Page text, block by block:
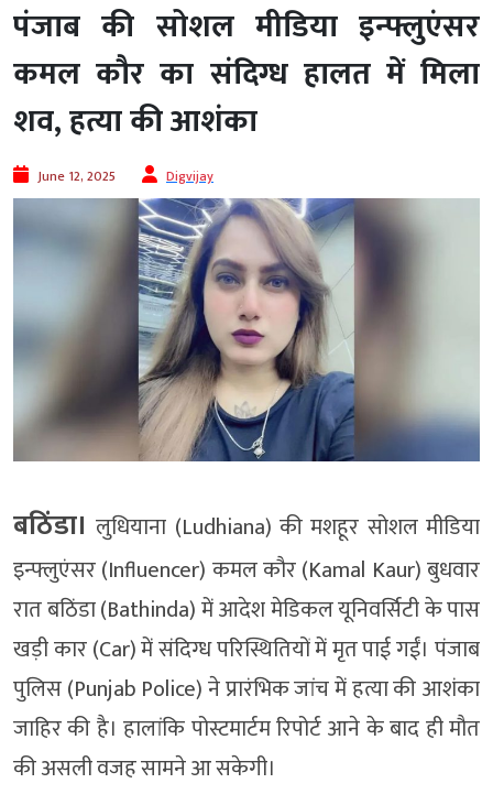
पंजाब की सोशल मीडिया इन्फ्लुएंसर
कमल कौर का संदिग्ध हालत में मिला
शव, हत्या की आशंका
June 12, 2025 Digvijay
बठिंडा। लुधियाना (Ludhiana) की मशहूर सोशल मीडिया
इन्फ्लुएंसर (Influencer) कमल कौर (Kamal Kaur) बुधवार
रात बठिंडा (Bathinda) में आदेश मेडिकल यूनिवर्सिटी के पास
खड़ी कार (Car) में संदिग्ध परिस्थितियों में मृत पाई गईं। पंजाब
पुलिस (Punjab Police) ने प्रारंभिक जांच में हत्या की आशंका
जाहिर की है। हालांकि पोस्टमार्टम रिपोर्ट आने के बाद ही मौत
की असली वजह सामने आ सकेगी।